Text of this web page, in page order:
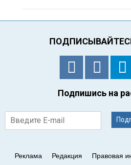
Подпишись на
Реклама Редакция Правовая